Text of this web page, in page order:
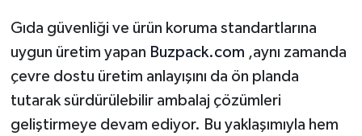
Gıda güvenliği ve ürün koruma standartlarına
uygun üretim yapan Buzpack.com ,aynı zamanda
çevre dostu üretim anlayışını da ön planda
tutarak sürdürülebilir ambalaj çözümleri
geliştirmeye devam ediyor. Bu yaklaşımıyla hem